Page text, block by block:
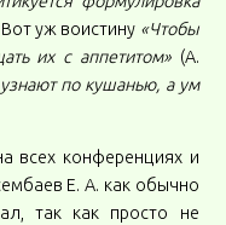
Вот уж воистину «Чтобы
их с аппетитом»(А.
по кушанью, а ум
всех конференциях и
Е. А. как обычно
так как просто не